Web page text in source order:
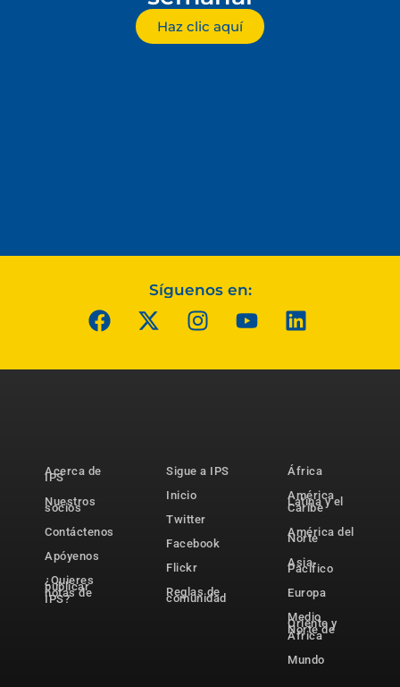
Haz clic aquí
Síguenos en:
Acerca de
IPS
Nuestros
socios
Contáctenos
Apóyenos
¿Quieres
publicar
notas de
IPS?
Sigue a IPS
Inicio
Twitter
Facebook
Flickr
Reglas de
comunidad
África
América
Latina y el
Caribe
América del
Norte
Asia-
Pacífico
Europa
Medio
Oriente y
Norte de
África
Mundo